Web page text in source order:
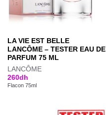
LA VIE EST BELLE
LANCÔME – TESTER EAU DE
PARFUM 75 ML
LANCÔME
260dh
Flacon 75ml